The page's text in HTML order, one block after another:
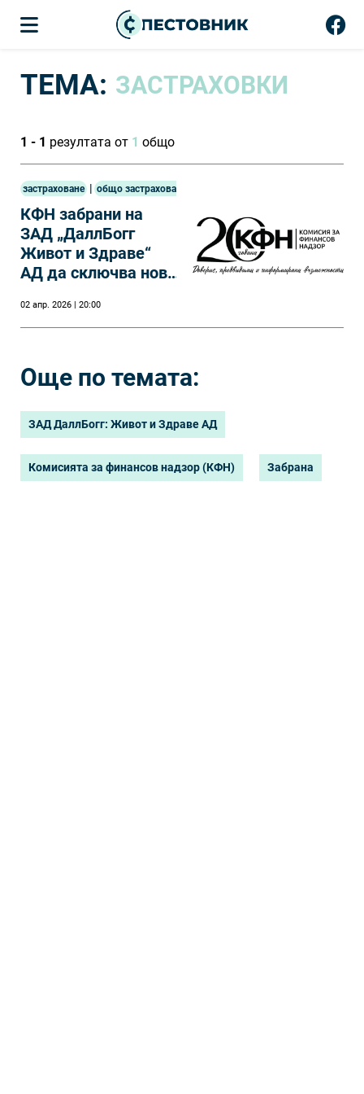
ТЕМА: ЗАСТРАХОВКИ
1 - 1 резултата от 1 общо
застраховане | общо застраховане
КФН забрани на
ЗАД „ДаллБогг
Живот и Здраве“
АД да сключва нови
или
презастрахователни
02 апр. 2026 | 20:00
Още по темата:
ЗАД ДаллБогг: Живот и Здраве АД
Комисията за финансов надзор (КФН) Забрана